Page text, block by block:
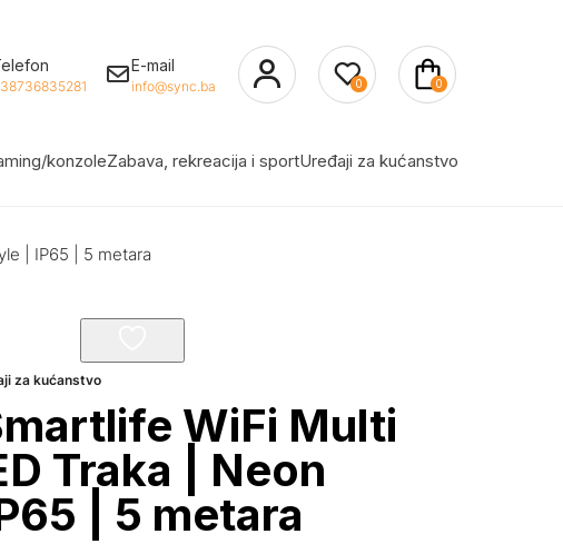
E-mail
info@sync.ba 0 0
konzoleZabava, rekreacija i sportUređaji za kućanstvo
| IP65 | 5 metara
za kućanstvo
WiFi Multi
Traka | Neon
| 5 metara